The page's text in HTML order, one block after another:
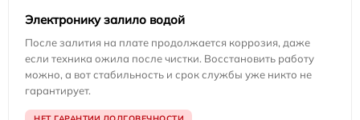
Электронику залило водой
После залития на плате продолжается коррозия, даже
если техника ожила после чистки. Восстановить работу
можно, а вот стабильность и срок службы уже никто не
гарантирует.